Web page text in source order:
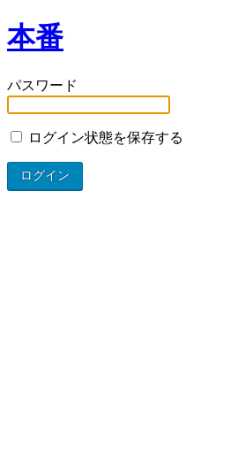
本番
パスワード
ログイン状態を保存する